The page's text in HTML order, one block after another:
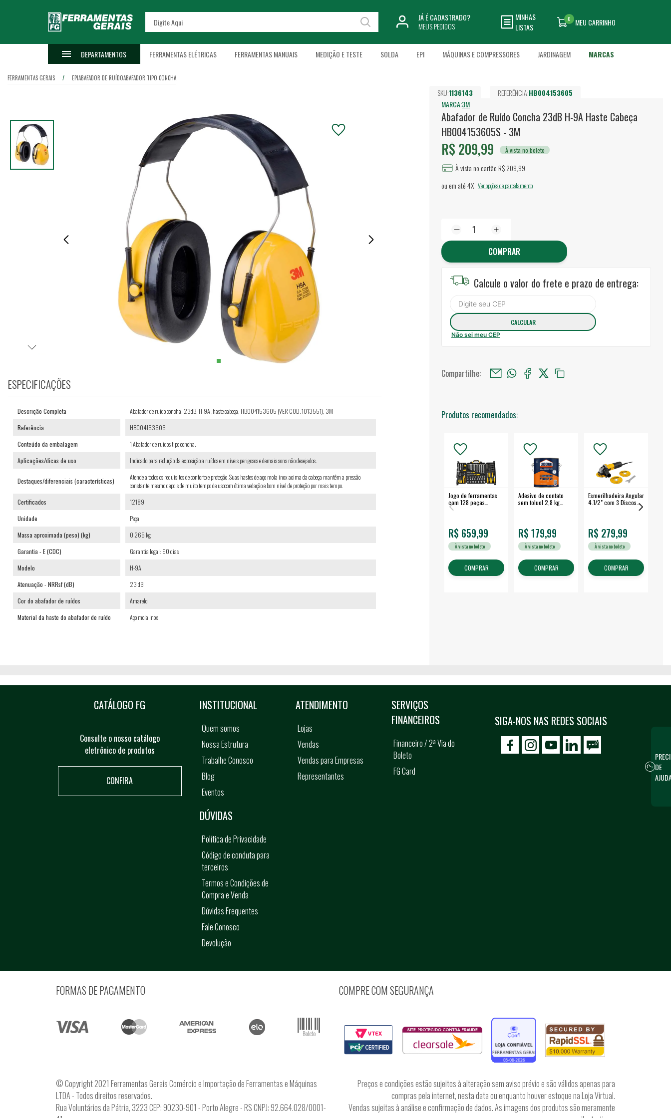
JÁ É CADASTRADO?
MEUS PEDIDOS
MINHAS
LISTAS
MEU CARRINHO
0
DEPARTAMENTOS FERRAMENTAS ELÉTRICAS FERRAMENTAS MANUAIS MEDIÇÃO E TESTE SOLDA EPI MÁQUINAS E COMPRESSORES JARDINAGEM MARCAS
FERRAMENTAS GERAIS EPIABAFADOR DE RUÍDOABAFADOR TIPO CONCHA
SKU:1136143 REFERÊNCIA:HB004153605
MARCA:3M
Abafador de Ruído Concha 23dB H-9A Haste Cabeça
HB004153605S - 3M
R$ 209,99 À vista no boleto
À vista no cartão R$ 209,99
ou em até4X Ver opções de parcelamento
COMPRAR
Calcule o valor do frete e prazo de entrega:
Não sei meu CEP
Compartilhe:
Produtos recomendados:
Jogo de ferramentas
com 128 peças
embalagem fechada -
R$ 659,99
À vista no boleto
COMPRAR
Adesivo de contato
sem toluol 2,8 kg
R$ 179,99
À vista no boleto
COMPRAR
Esmerilhadeira Angular
4.1/2" com 3 Discos
R$ 279,99
À vista no boleto
COMPRAR
ESPECIFICAÇÕES
Descrição Completa
Abafador de ruído concha, 23dB, H-9A ,haste cabeça, HB004153605 (VER COD. 1013551), 3M
Referência
HB004153605
Conteúdo da embalagem
1 Abafador de ruídos tipo concha.
Aplicações/dicas de uso
Indicado para redução da exposição a ruídos em níveis perigosos e demais sons não desejados.
Destaques/diferenciais (características)
Atende a todos os requisitos de conforto e proteção .Suas hastes de aço mola inox acima da cabeça mantêm a pressão
constante mesmo depois de muito tempo de usocom ótima vedação e bom nível de proteção por mais tempo.
Certificados
12189
Unidade
Peça
Massa aproximada (peso) (kg)
0.265 kg
Garantia - E (CDC)
Garantia legal: 90 dias
Modelo
H-9A
Atenuação - NRRsf (dB)
23 dB
Cor do abafador de ruídos
Amarelo
Material da haste do abafador de ruído
Aço mola inox
CATÁLOGO FG
Consulte o nosso catálogo
eletrônico de produtos
CONFIRA
SIGA-NOS NAS REDES SOCIAIS
icon-facebook
icon-social02icon-social03
INSTITUCIONAL
Quem somos
Nossa Estrutura
Trabalhe Conosco
Blog
Eventos
ATENDIMENTO
Lojas
Vendas
Vendas para Empresas
Representantes
SERVIÇOS
FINANCEIROS
Financeiro / 2ª Via do
Boleto
FG Card
DÚVIDAS
Política de Privacidade
Código de conduta para
terceiros
Termos e Condições de
Compra e Venda
Dúvidas Frequentes
Fale Conosco
Devolução
FORMAS DE PAGAMENTO COMPRE COM SEGURANÇA
© Copyright 2021 Ferramentas Gerais Comércio e Importação de Ferramentas e Máquinas
LTDA - Todos direitos reservados.
Rua Voluntários da Pátria, 3223 CEP: 90230-901 - Porto Alegre - RS CNPJ: 92.664.028/0001-
Preços e condições estão sujeitos à alteração sem aviso prévio e são válidos apenas para
compras pela internet, nesta data ou enquanto houver estoque na Loja Virtual.
Vendas sujeitas à análise e confirmação de dados. As imagens dos produtos são meramente
DE